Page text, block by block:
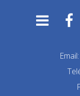
Email: